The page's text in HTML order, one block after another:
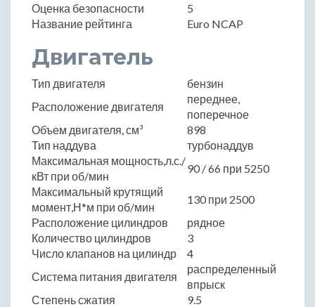
Оценка безопасности
5
Название рейтинга
Euro NCAP
Двигатель
Тип двигателя
бензин
Расположение двигателя
переднее,
поперечное
Объем двигателя, см³
898
Тип наддува
турбонаддув
Максимальная мощность,л.с./
кВт при об/мин
90 / 66 при 5250
Максимальный крутящий
момент,Н*м при об/мин
130 при 2500
Расположение цилиндров
рядное
Количество цилиндров
3
Число клапанов на цилиндр
4
Система питания двигателя
распределенный
впрыск
Степень сжатия
9.5